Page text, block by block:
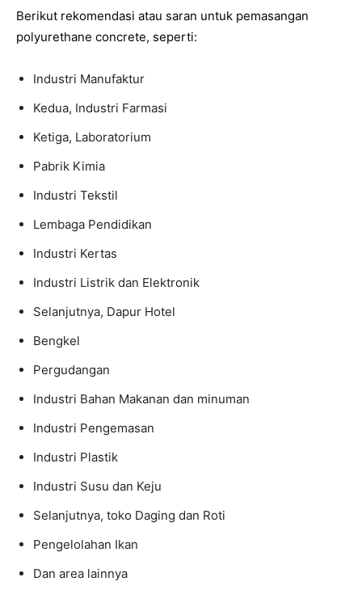
Berikut rekomendasi atau saran untuk pemasangan
polyurethane concrete, seperti:
Industri Manufaktur
Kedua, Industri Farmasi
Ketiga, Laboratorium
Pabrik Kimia
Industri Tekstil
Lembaga Pendidikan
Industri Kertas
Industri Listrik dan Elektronik
Selanjutnya, Dapur Hotel
Bengkel
Pergudangan
Industri Bahan Makanan dan minuman
Industri Pengemasan
Industri Plastik
Industri Susu dan Keju
Selanjutnya, toko Daging dan Roti
Pengelolahan Ikan
Dan area lainnya